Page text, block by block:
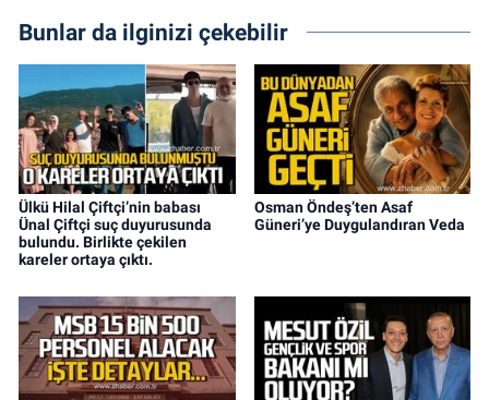
Bunlar da ilginizi çekebilir
Ülkü Hilal Çiftçi’nin babası
Ünal Çiftçi suç duyurusunda
bulundu. Birlikte çekilen
kareler ortaya çıktı.
Osman Öndeş’ten Asaf
Güneri’ye Duygulandıran Veda